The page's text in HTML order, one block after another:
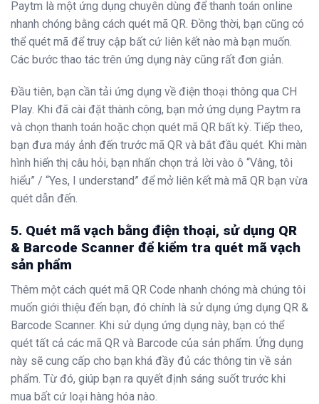
Paytm là một ứng dụng chuyên dùng để thanh toán online
nhanh chóng bằng cách quét mã QR. Đồng thời, bạn cũng có
thể quét mã để truy cập bất cứ liên kết nào mà bạn muốn.
Các bước thao tác trên ứng dụng này cũng rất đơn giản.
Đầu tiên, bạn cần tải ứng dụng về điện thoại thông qua CH
Play. Khi đã cài đặt thành công, bạn mở ứng dụng Paytm ra
và chọn thanh toán hoặc chọn quét mã QR bất kỳ. Tiếp theo,
bạn đưa máy ảnh đến trước mã QR và bắt đầu quét. Khi màn
hình hiển thị câu hỏi, bạn nhấn chọn trả lời vào ô “Vâng, tôi
hiểu” / “Yes, I understand” để mở liên kết mà mã QR bạn vừa
quét dẫn đến.
5. Quét mã vạch bằng điện thoại, sử dụng QR
& Barcode Scanner để kiểm tra quét mã vạch
sản phẩm
Thêm một cách quét mã QR Code nhanh chóng mà chúng tôi
muốn giới thiệu đến bạn, đó chính là sử dụng ứng dụng QR &
Barcode Scanner. Khi sử dụng ứng dụng này, bạn có thể
quét tất cả các mã QR và Barcode của sản phẩm. Ứng dụng
này sẽ cung cấp cho bạn khá đầy đủ các thông tin về sản
phẩm. Từ đó, giúp bạn ra quyết định sáng suốt trước khi
mua bất cứ loại hàng hóa nào.